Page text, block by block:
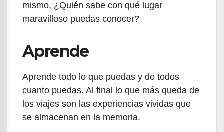
mismo, ¿Quién sabe con qué lugar
maravilloso puedas conocer?
Aprende
Aprende todo lo que puedas y de todos
cuanto puedas. Al final lo que más queda de
los viajes son las experiencias vividas que
se almacenan en la memoria.